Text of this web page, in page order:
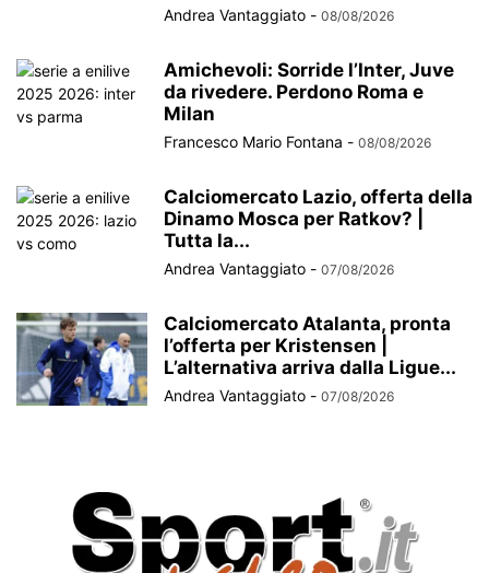
Andrea Vantaggiato - 08/08/2026
Amichevoli: Sorride l’Inter, Juve
da rivedere. Perdono Roma e
Milan
Francesco Mario Fontana - 08/08/2026
Calciomercato Lazio, offerta della
Dinamo Mosca per Ratkov? |
Tutta la...
Andrea Vantaggiato - 07/08/2026
Calciomercato Atalanta, pronta
l’offerta per Kristensen |
L’alternativa arriva dalla Ligue...
Andrea Vantaggiato - 07/08/2026